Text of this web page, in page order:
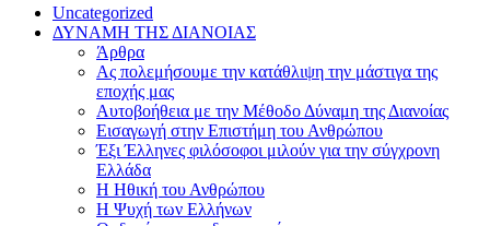
Uncategorized
ΔΥΝΑΜΗ ΤΗΣ ΔΙΑΝΟΙΑΣ
Άρθρα
Ας πολεμήσουμε την κατάθλιψη την μάστιγα της
εποχής μας
Αυτοβοήθεια με την Μέθοδο Δύναμη της Διανοίας
Εισαγωγή στην Επιστήμη του Ανθρώπου
Έξι Έλληνες φιλόσοφοι μιλούν για την σύγχρονη
Ελλάδα
Η Ηθική του Ανθρώπου
Η Ψυχή των Ελλήνων